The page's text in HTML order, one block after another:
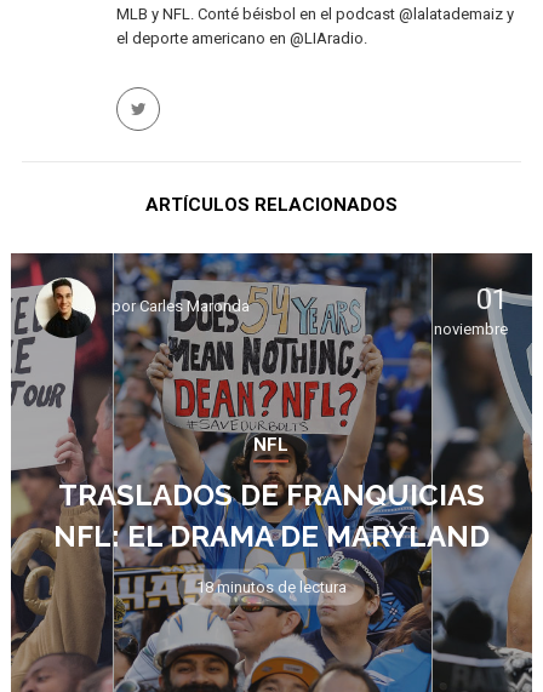
MLB y NFL. Conté béisbol en el podcast @lalatademaiz y
el deporte americano en @LIAradio.
ARTÍCULOS RELACIONADOS
porCarles Maronda 01
noviembre
NFL
TRASLADOS DE FRANQUICIAS
NFL: EL DRAMA DE MARYLAND
18 minutos de lectura